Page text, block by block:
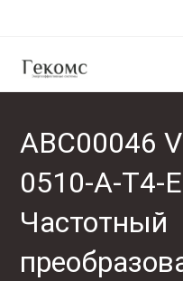
ABC00046
0510-A-T4-
Частотный